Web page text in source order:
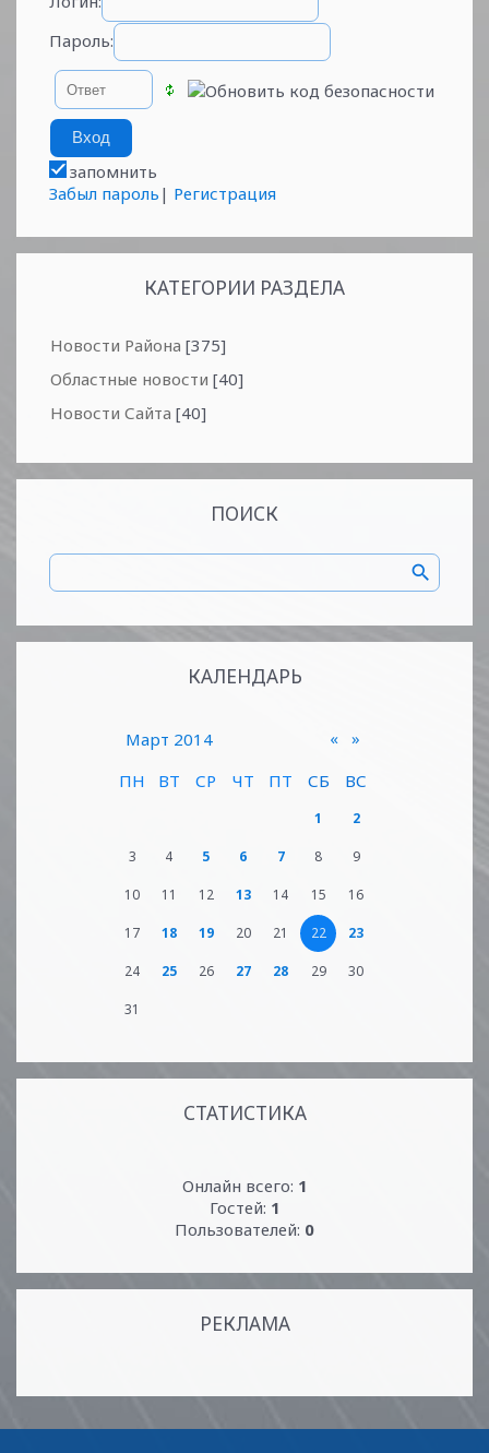
Пароль:
запомнить
Забыл пароль | Регистрация
КАТЕГОРИИ РАЗДЕЛА
Новости Района [375]
Областные новости [40]
Новости Сайта [40]
ПОИСК
КАЛЕНДАРЬ
«
Март 2014
»
ПН
ВТ СР ЧТ ПТ СБ ВС
1 2
3 4 5 6 7 8 9
10 11 12 13 14 15 16
17 18 19 20 21 22 23
24 25 26 27 28 29 30
31
СТАТИСТИКА
Онлайн всего: 1
Гостей: 1
Пользователей: 0
РЕКЛАМА